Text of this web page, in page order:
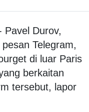
Pavel Durov,
Telegram,
di luar Paris
berkaitan
tersebut, lapor